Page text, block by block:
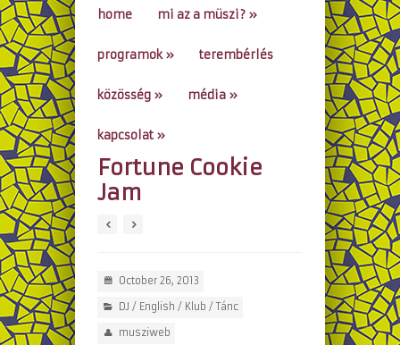
home mi az a müszi? »
programok» terembérlés
közösség » média »
kapcsolat »
go to...
Fortune Cookie
Jam
October 26, 2013
DJ / English / Klub / Tánc
musziweb